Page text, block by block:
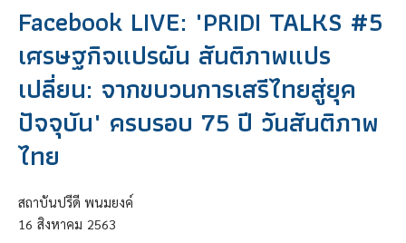
Facebook LIVE: "PRIDI TALKS #5
เศรษฐกิจแปรผัน สันติภาพแปร
เปลี่ยน: จากขบวนการเสรีไทยสู่ยุค
ปัจจุบัน" ครบรอบ 75 ปี วันสันติภาพ
ไทย
สถาบันปรีดี พนมยงค์
16 สิงหาคม 2563